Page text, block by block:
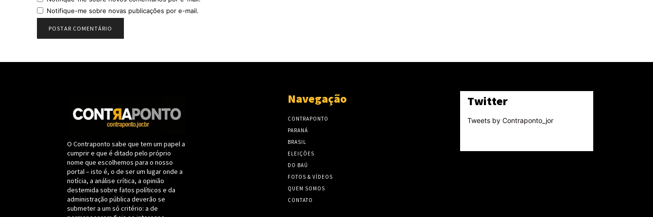
Notifique-me sobre novas publicações por e-mail.
O Contraponto sabe que tem um papel a
cumprir e que é ditado pelo próprio
nome que escolhemos para o nosso
portal – isto é, o de ser um lugar onde a
notícia, a análise crítica, a opinião
destemida sobre fatos políticos e da
administração pública deverão se
submeter a um só critério: a de
Navegação
CONTRAPONTO
PARANÁ
BRASIL
ELEIÇÕES
DO BAÚ
FOTOS & VÍDEOS
QUEM SOMOS
CONTATO
Twitter
Tweets by Contraponto_jor